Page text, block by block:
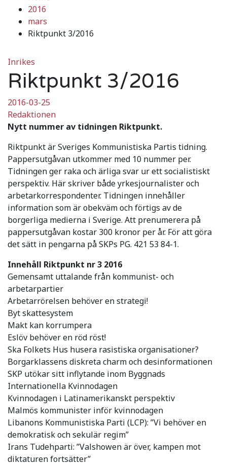
2016
mars
Riktpunkt 3/2016
Inrikes
Riktpunkt 3/2016
2016-03-25
Redaktionen
Nytt nummer av tidningen Riktpunkt.
Riktpunkt är Sveriges Kommunistiska Partis tidning.
Pappersutgåvan utkommer med 10 nummer per.
Tidningen ger raka och ärliga svar ur ett socialistiskt
perspektiv. Här skriver både yrkesjournalister och
arbetarkorrespondenter. Tidningen innehåller
information som är obekväm och förtigs av de
borgerliga medierna i Sverige. Att prenumerera på
pappersutgåvan kostar 300 kronor per år. För att göra
det sätt in pengarna på SKPs PG. 421 53 84-1.
Innehåll Riktpunkt nr 3 2016
Gemensamt uttalande från kommunist- och
arbetarpartier
Arbetarrörelsen behöver en strategi!
Byt skattesystem
Makt kan korrumpera
Eslöv behöver en röd röst!
Ska Folkets Hus husera rasistiska organisationer?
Borgarklassens diskreta charm och desinformationen
SKP utökar sitt inflytande inom Byggnads
Internationella Kvinnodagen
Kvinnodagen i Latinamerikanskt perspektiv
Malmös kommunister inför kvinnodagen
Libanons Kommunistiska Parti (LCP): ”Vi behöver en
demokratisk och sekulär regim”
Irans Tudehparti: ”Valshowen är över, kampen mot
diktaturen fortsätter”